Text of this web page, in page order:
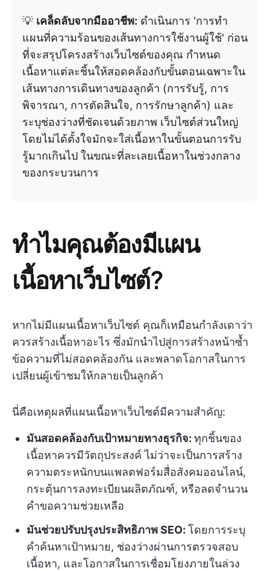
💡 เคล็ดลับจากมืออาชีพ: ดำเนินการ 'การทำ
แผนที่ความร้อนของเส้นทางการใช้งานผู้ใช้' ก่อน
ที่จะสรุปโครงสร้างเว็บไซต์ของคุณ กำหนด
เนื้อหาแต่ละชิ้นให้สอดคล้องกับขั้นตอนเฉพาะใน
เส้นทางการเดินทางของลูกค้า (การรับรู้, การ
พิจารณา, การตัดสินใจ, การรักษาลูกค้า) และ
ระบุช่องว่างที่ชัดเจนด้วยภาพ เว็บไซต์ส่วนใหญ่
โดยไม่ได้ตั้งใจมักจะใส่เนื้อหาในขั้นตอนการรับ
รู้มากเกินไป ในขณะที่ละเลยเนื้อหาในช่วงกลาง
ของกระบวนการ
ทำไมคุณต้องมีแผน
เนื้อหาเว็บไซต์?
หากไม่มีแผนเนื้อหาเว็บไซต์ คุณก็เหมือนกำลังเดาว่า
ควรสร้างเนื้อหาอะไร ซึ่งมักนำไปสู่การสร้างหน้าซ้ำ
ข้อความที่ไม่สอดคล้องกัน และพลาดโอกาสในการ
เปลี่ยนผู้เข้าชมให้กลายเป็นลูกค้า
นี่คือเหตุผลที่แผนเนื้อหาเว็บไซต์มีความสำคัญ:
มันสอดคล้องกับเป้าหมายทางธุรกิจ: ทุกชิ้นของ
เนื้อหาควรมีวัตถุประสงค์ ไม่ว่าจะเป็นการสร้าง
ความตระหนักบนแพลตฟอร์มสื่อสังคมออนไลน์,
กระตุ้นการลงทะเบียนผลิตภัณฑ์, หรือลดจำนวน
คำขอความช่วยเหลือ
มันช่วยปรับปรุงประสิทธิภาพ SEO: โดยการระบุ
คำค้นหาเป้าหมาย, ช่องว่างผ่านการตรวจสอบ
เนื้อหา, และโอกาสในการเชื่อมโยงภายในล่วง